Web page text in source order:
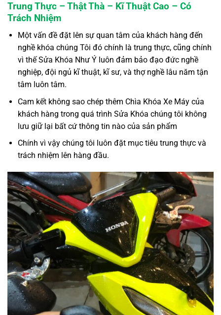
Trung Thực – Thật Thà – Kĩ Thuật Cao – Có
Trách Nhiệm
Một vấn đề đặt lên sự quan tâm của khách hàng đến
nghề khóa chúng Tôi đó chính là trung thực, cũng chính
vì thế Sửa Khóa Như Ý luôn đảm bảo đạo đức nghề
nghiệp, đội ngủ kĩ thuật, kĩ sư, và thợ nghề lâu năm tận
tâm luôn tâm.
Cam kết không sao chép thêm Chìa Khóa Xe Máy của
khách hàng trong quá trình Sửa Khóa chúng tôi không
lưu giữ lại bất cứ thông tin nào của sản phẩm
Chính vì vậy chúng tôi luôn đặt mục tiêu trung thực và
trách nhiệm lên hàng đầu.